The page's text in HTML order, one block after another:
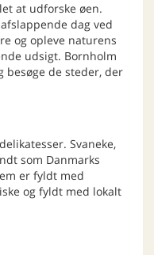
at udforske øen.
dag ved
og opleve naturens
udsigt. Bornholm
besøge de steder, der
Svaneke,
som Danmarks
er fyldt med
og fyldt med lokalt